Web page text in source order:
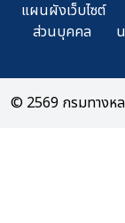
แผนผังเว็บไซต์
ส่วนบุคคล
© 2569 กรมทางห